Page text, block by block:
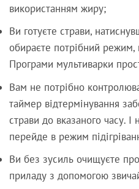
використанням жиру;
Ви готуєте страви,
обираєте потрібний
Програми мультиварки
Вам не потрібно
таймер відтермінування
страви до вказаного часу. І
перейде в режим
Ви без зусиль очищуєте
приладу з допомогою